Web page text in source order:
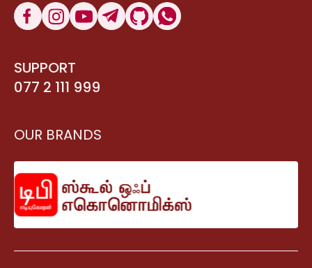
SUPPORT
077 2 111 999
OUR BRANDS